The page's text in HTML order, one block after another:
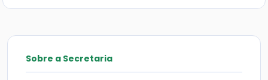
Sobre a Secretaria